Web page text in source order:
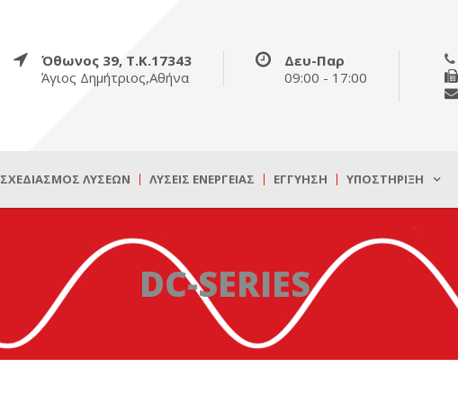
Όθωνος 39, Τ.Κ.17343
Άγιος Δημήτριος,Αθήνα
Δευ-Παρ
09:00 - 17:00
ΣΧΕΔΙΑΣΜΌΣ ΛΎΣΕΩΝ ΛΎΣΕΙΣ ΕΝΈΡΓΕΙΑΣ ΕΓΓΎΗΣΗ ΥΠΟΣΤΉΡΙΞΗ
DC-SERIES